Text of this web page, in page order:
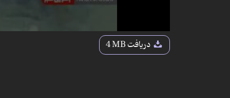
دریافت4 MB